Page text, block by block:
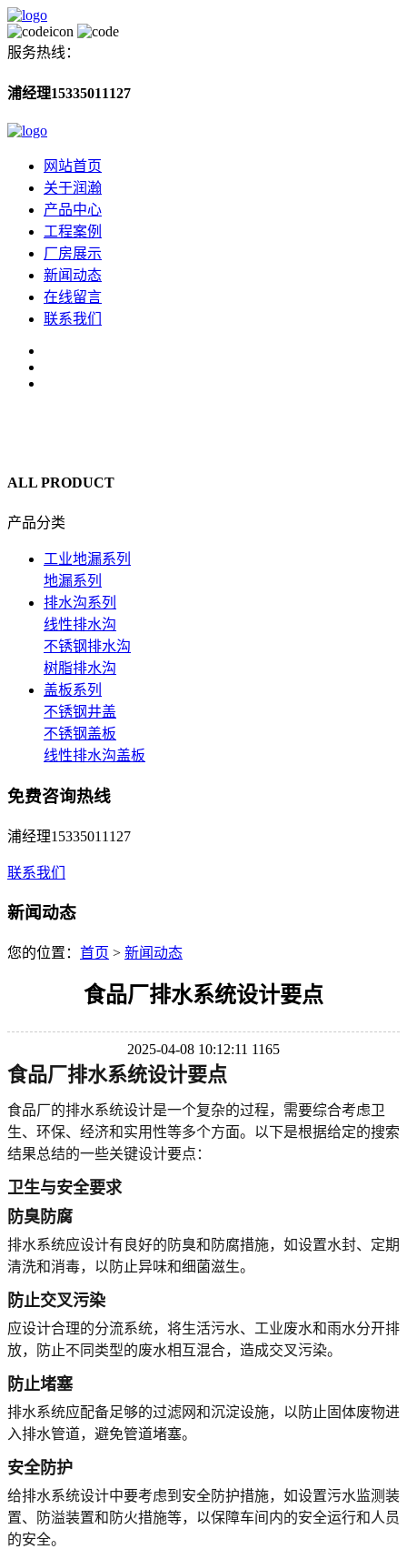
服务热线：
浦经理15335011127
网站首页
关于润瀚
产品中心
工程案例
厂房展示
新闻动态
在线留言
联系我们
ALL PRODUCT
产品分类
工业地漏系列
地漏系列
排水沟系列
线性排水沟
不锈钢排水沟
树脂排水沟
盖板系列
不锈钢井盖
不锈钢盖板
线性排水沟盖板
免费咨询热线
浦经理15335011127
联系我们
新闻动态
您的位置： 首页 > 新闻动态
食品厂排水系统设计要点
2025-04-08 10:12:11 1165
食品厂排水系统设计要点
食品厂的排水系统设计是一个复杂的过程，需要综合考虑卫
生、环保、经济和实用性等多个方面。以下是根据给定的搜索
结果总结的一些关键设计要点：
卫生与安全要求
防臭防腐
排水系统应设计有良好的防臭和防腐措施，如设置水封、定期
清洗和消毒，以防止异味和细菌滋生。
防止交叉污染
应设计合理的分流系统，将生活污水、工业废水和雨水分开排
放，防止不同类型的废水相互混合，造成交叉污染。
防止堵塞
排水系统应配备足够的过滤网和沉淀设施，以防止固体废物进
入排水管道，避免管道堵塞。
安全防护
给排水系统设计中要考虑到安全防护措施，如设置污水监测装
置、防溢装置和防火措施等，以保障车间内的安全运行和人员
的安全。